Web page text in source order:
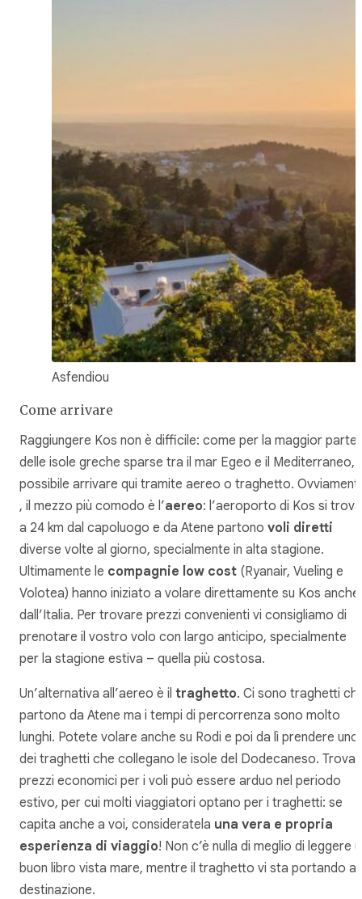
Asfendiou
Come arrivare
Raggiungere Kos non è difficile: come per la maggior parte
delle isole greche sparse tra il mar Egeo e il Mediterraneo,
possibile arrivare qui tramite aereo o traghetto.
, il mezzo più comodo è l’aereo: l’aeroporto di Kos si trova
a 24 km dal capoluogo e da Atene partono voli diretti
diverse volte al giorno, specialmente in alta stagione.
Ultimamente le compagnie low cost (Ryanair, Vueling e
Volotea) hanno iniziato a volare direttamente su Kos anche
dall’Italia. Per trovare prezzi convenienti vi consigliamo di
prenotare il vostro volo con largo anticipo, specialmente
per la stagione estiva – quella più costosa.
Un’alternativa all’aereo è il traghetto. Ci sono traghetti
partono da Atene ma i tempi di percorrenza sono molto
lunghi. Potete volare anche su Rodi e poi da lì prendere uno
dei traghetti che collegano le isole del Dodecaneso.
prezzi economici per i voli può essere arduo nel periodo
estivo, per cui molti viaggiatori optano per i traghetti: se
capita anche a voi, consideratela una vera e propria
esperienza di viaggio! Non c’è nulla di meglio di leggere
buon libro vista mare, mentre il traghetto vi sta portando a
destinazione.